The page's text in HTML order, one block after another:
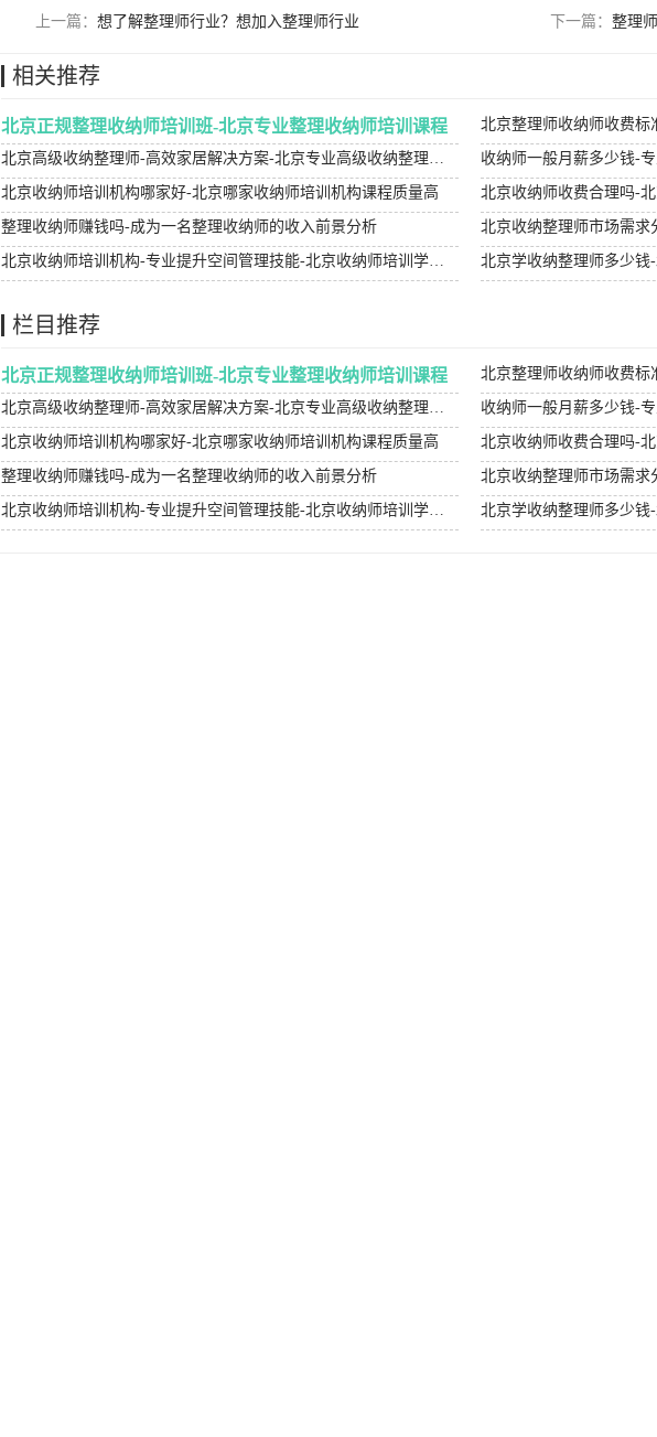
上一篇： 想了解整理师行业？想加入整理师行业 下一篇： 整理
相关推荐
北京正规整理收纳师培训班-北京专业整理收纳师培训课程 北京整理师收纳师收费标
北京高级收纳整理师-高效家居解决方案-北京专业高级收纳整理服务 收纳师一般月薪多少钱-
北京收纳师培训机构哪家好-北京哪家收纳师培训机构课程质量高 北京收纳师收费合理吗-
整理收纳师赚钱吗-成为一名整理收纳师的收入前景分析
北京收纳师培训机构-专业提升空间管理技能-北京收纳师培训学校哪家比较好？ 北京学收纳整理师多少
栏目推荐
北京正规整理收纳师培训班-北京专业整理收纳师培训课程 北京整理师收纳师收费标
北京高级收纳整理师-高效家居解决方案-北京专业高级收纳整理服务 收纳师一般月薪多少钱-
北京收纳师培训机构哪家好-北京哪家收纳师培训机构课程质量高 北京收纳师收费合理吗-
整理收纳师赚钱吗-成为一名整理收纳师的收入前景分析
北京收纳师培训机构-专业提升空间管理技能-北京收纳师培训学校哪家比较好？ 北京学收纳整理师多少